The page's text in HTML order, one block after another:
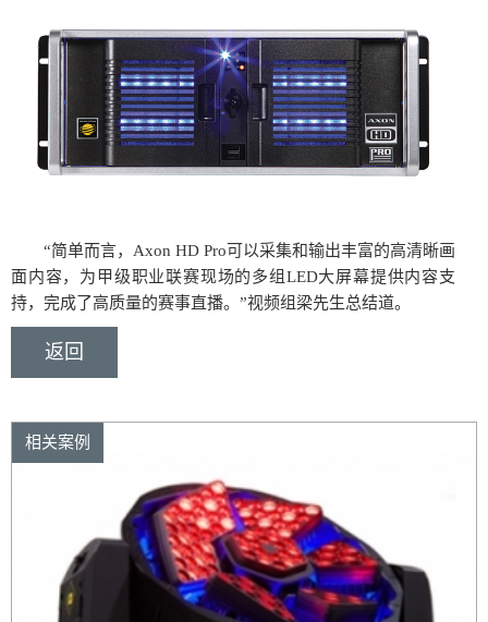
“简单而言，Axon HD Pro可以采集和输出丰富的高清晰画
面内容，为甲级职业联赛现场的多组LED大屏幕提供内容支
持，完成了高质量的赛事直播。”视频组梁先生总结道。
返回
相关案例